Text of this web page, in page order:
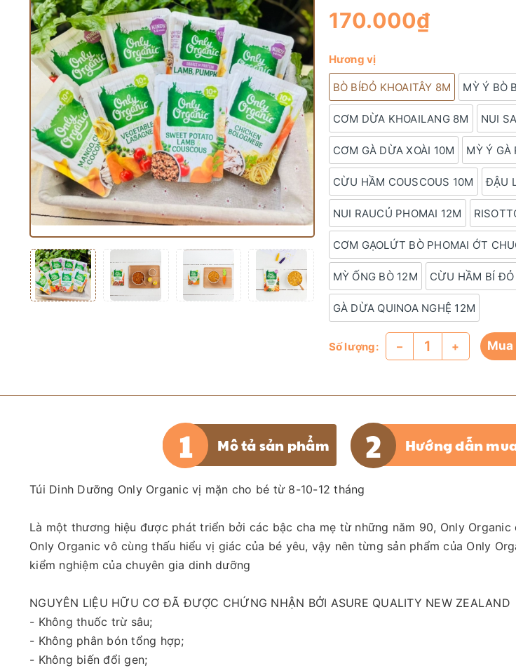
170.000₫
Hương vị
BÒ BÍĐỎ KHOAITÂY 8M MỲ Ý BÒ
CƠM DỪA KHOAILANG 8M NUI
CƠM GÀ DỪA XOÀI 10M MỲ Ý GÀ
CỪU HẦM COUSCOUS 10M ĐẬU
NUI RAUCỦ PHOMAI 12M
CƠM GẠOLỨT BÒ PHOMAI ỚT
MỲ ỐNG BÒ 12M CỪU HẦM BÍ ĐỎ
GÀ DỪA QUINOA NGHỆ 12M
Số lượng: – + Mua
Mô tả sản phẩm Hướng dẫn
Túi Dinh Dưỡng Only Organic vị mặn cho bé từ 8-10-12 tháng
Là một thương hiệu được phát triển bởi các bậc cha mẹ từ những năm 90, Only
Only Organic vô cùng thấu hiểu vị giác của bé yêu, vậy nên từng sản phẩm của Only
kiểm nghiệm của chuyên gia dinh dưỡng
NGUYÊN LIỆU HỮU CƠ ĐÃ ĐƯỢC CHỨNG NHẬN BỞI ASURE QUALITY NEW ZEALAND
- Không thuốc trừ sâu;
- Không phân bón tổng hợp;
- Không biến đổi gen;